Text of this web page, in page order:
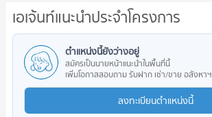
เอเจ้นท์แนะนำประจำโครงการ
ตำแหน่งนี้ยังว่างอยู่
สมัครเป็นนายหน้าแนะนำในพื้นที่นี้
เพิ่มโอกาสสอบถาม รับฝาก เช่า/ขาย อสังหาฯ
ลงทะเบียนตำแหน่งนี้